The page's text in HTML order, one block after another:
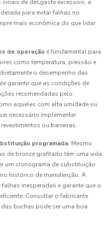
de desgaste excessivo, a
para evitar falhas no
mais econômica do que lidar
de operação é fundamental para
como temperatura, pressão e
o desempenho das
garantir que as condições de
recomendadas pelo
aqueles com alta umidade ou
necessário implementar
ou barreiras.
programada. Mesmo
de bronze grafitado têm uma vida
um cronograma de substituição
histórico de manutenção. A
inesperadas e garante que o
Consultar o fabricante
buchas pode ser uma boa